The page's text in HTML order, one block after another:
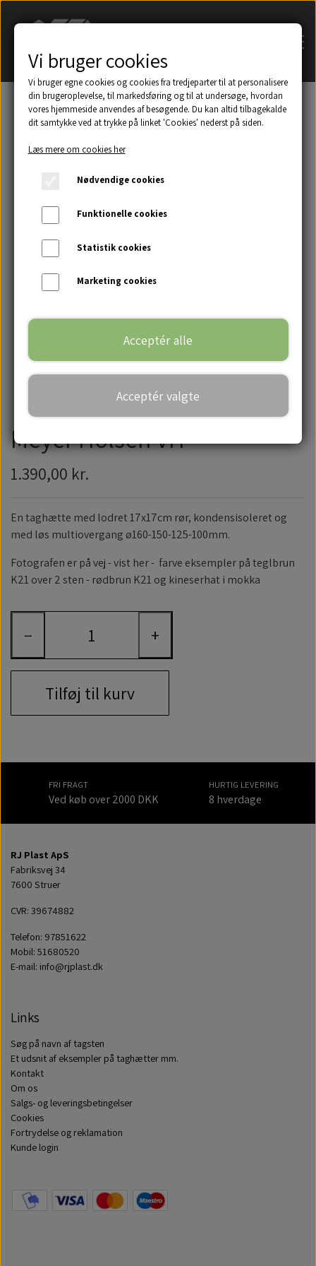
Søg på navn af tagsten
Et udsnit af eksempler på taghætter mm.
Galleri
Handelsbetingelser
Meyer Holsen VH
1.390,00 kr.
En taghætte med lodret 17x17cm rør, kondensisoleret og
med løs multiovergang ø160-150-125-100mm.
Fotografen er på vej - vist her - farve eksempler på teglbrun
K21 over 2 sten - rødbrun K21 og kineserhat i mokka
− +
Tilføj til kurv
FRI FRAGT
Ved køb over 2000 DKK
HURTIG LEVERING
8 hverdage
RJ Plast ApS
Fabriksvej 34
7600 Struer
CVR: 39674882
Telefon: 97851622
Mobil: 51680520
E-mail: info@rjplast.dk
Links
Søg på navn af tagsten
Et udsnit af eksempler på taghætter mm.
Kontakt
Om os
Salgs- og leveringsbetingelser
Cookies
Fortrydelse og reklamation
Kunde login
Vi bruger cookies
Vi bruger egne cookies og cookies fra tredjeparter til at personalisere
din brugeroplevelse, til markedsføring og til at undersøge, hvordan
vores hjemmeside anvendes af besøgende. Du kan altid tilbagekalde
dit samtykke ved at trykke på linket 'Cookies' nederst på siden.
Læs mere om cookies her
Nødvendige cookies
Funktionelle cookies
Statistik cookies
Marketing cookies
Acceptér alle
Acceptér valgte